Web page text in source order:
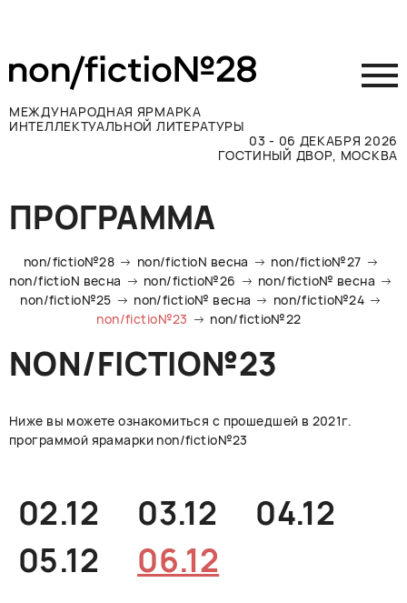
МЕЖДУНАРОДНАЯ ЯРМАРКА
ИНТЕЛЛЕКТУАЛЬНОЙ ЛИТЕРАТУРЫ
03 - 06 ДЕКАБРЯ 2026
ГОСТИНЫЙ ДВОР, МОСКВА
Принять участие
Участникам
Посетителям
Программа
Прессе
Контакты
РУССКИЙ ENGLISH CHINESE
ПРОГРАММА
non/fictio№28 non/fictioN весна
non/fictio№27
non/fictioN весна
non/fictio№26
non/fictio№ весна
non/fictio№25
non/fictio№ весна
non/fictio№24
non/fictio№23
non/fictio№22
NON/FICTIO№23
Ниже вы можете ознакомиться с прошедшей в 2021г.
программой ярамарки non/fictio№23
02.12 03.12
04.12
05.12
06.12